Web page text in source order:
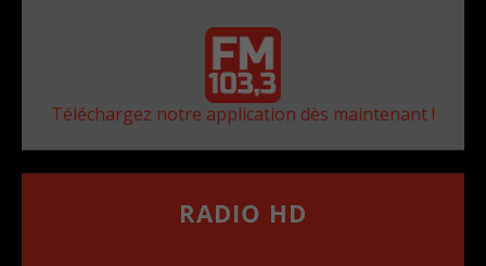
Téléchargez notre application dès maintenant !
RADIO HD